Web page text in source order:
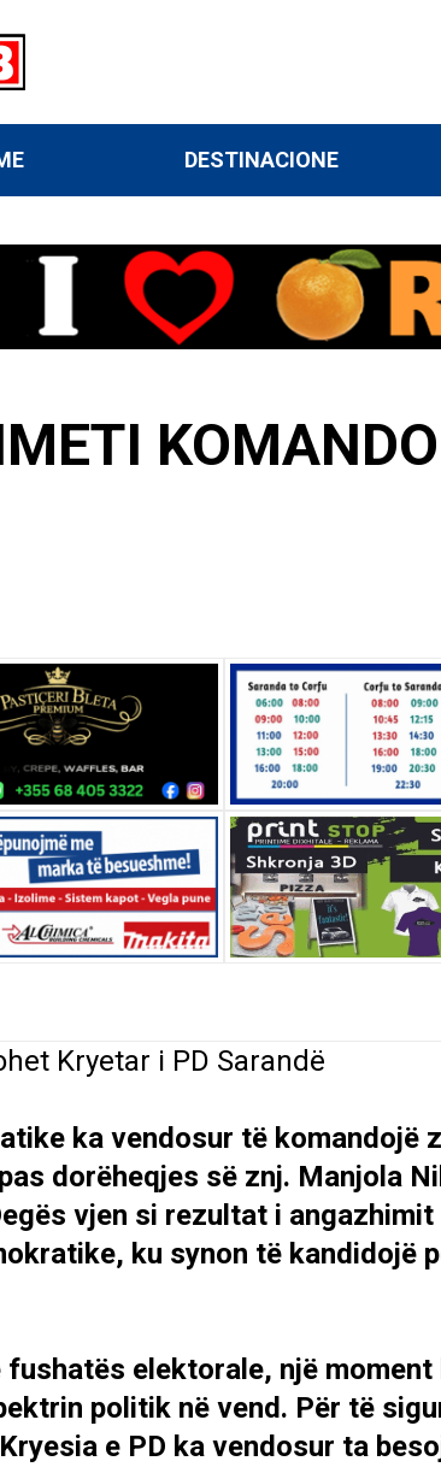
DESTINACIONE
Kryetar i PD Sarandë
ka vendosur të komandojë
dorëheqjes së znj. Manjola
vjen si rezultat i
ku synon të kandidojë
fushatës elektorale, një
politik në vend. Për të
e PD ka vendosur ta